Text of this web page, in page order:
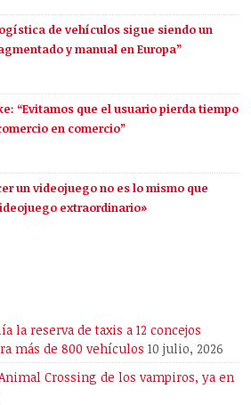
de vehículos sigue siendo un
y manual en Europa”
“Evitamos que el usuario pierda tiempo
en comercio”
un videojuego no es lo mismo que
extraordinario»
la reserva de taxis a 12 concejos
más de 800 vehículos 10 julio, 2026
Crossing de los vampiros, ya en